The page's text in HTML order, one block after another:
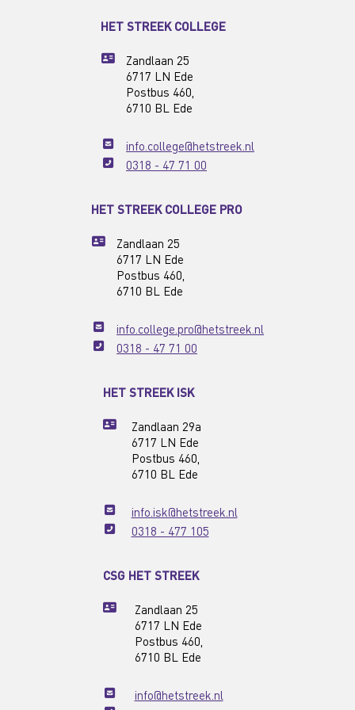
HET STREEK COLLEGE
Zandlaan 25
6717 LN Ede
Postbus 460,
6710 BL Ede
info.college@hetstreek.nl
0318 - 47 71 00
HET STREEK COLLEGE PRO
Zandlaan 25
6717 LN Ede
Postbus 460,
6710 BL Ede
info.college.pro@hetstreek.nl
0318 - 47 71 00
HET STREEK ISK
Zandlaan 29a
6717 LN Ede
Postbus 460,
6710 BL Ede
info.isk@hetstreek.nl
0318 - 477 105
CSG HET STREEK
Zandlaan 25
6717 LN Ede
Postbus 460,
6710 BL Ede
info@hetstreek.nl